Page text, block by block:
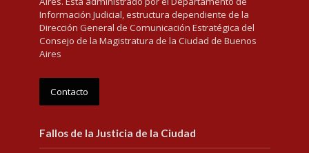
Información Judicial, estructura dependiente de la
Dirección General de Comunicación Estratégica del
Consejo de la Magistratura de la Ciudad de Buenos
Aires
Contacto
Fallos de la Justicia de la Ciudad